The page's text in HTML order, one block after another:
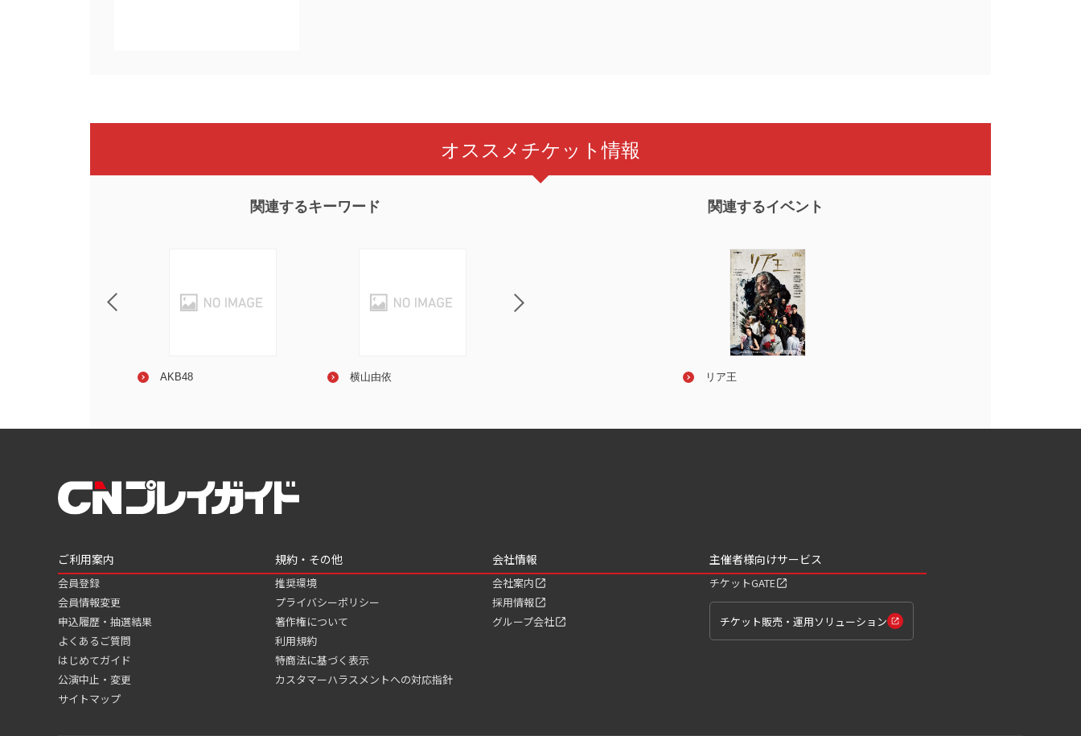
オススメチケット情報
関連するキーワード
AKB48 横山由依 大人計画
関連するイベント
リア王
ご利用案内
会員登録
会員情報変更
申込履歴・抽選結果
よくあるご質問
はじめてガイド
公演中止・変更
サイトマップ
規約・その他
推奨環境
プライバシーポリシー
著作権について
利用規約
特商法に基づく表示
カスタマーハラスメントへの対応指針
会社情報
会社案内
採用情報
グループ会社
主催者様向けサービス
チケットGATE
チケット販売・運用ソリューション